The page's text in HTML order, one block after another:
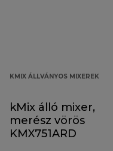
KMIX ÁLLVÁNYOS MIXEREK
kMix álló mixer,
merész vörös
KMX751ARD